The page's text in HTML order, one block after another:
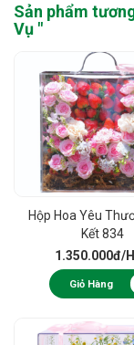
Sản phẩm
Vụ "
Hộp Hoa Yêu
Kết 834
1.350.000đ/
Giỏ Hàng